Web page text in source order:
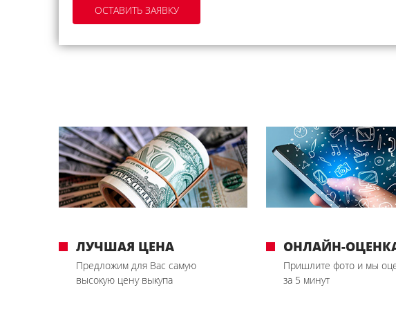
ЛУЧШАЯ ЦЕНА
Предложим для Вас самую
высокую цену выкупа
ОНЛАЙН-
Пришлите фото и мы
за 5 минут